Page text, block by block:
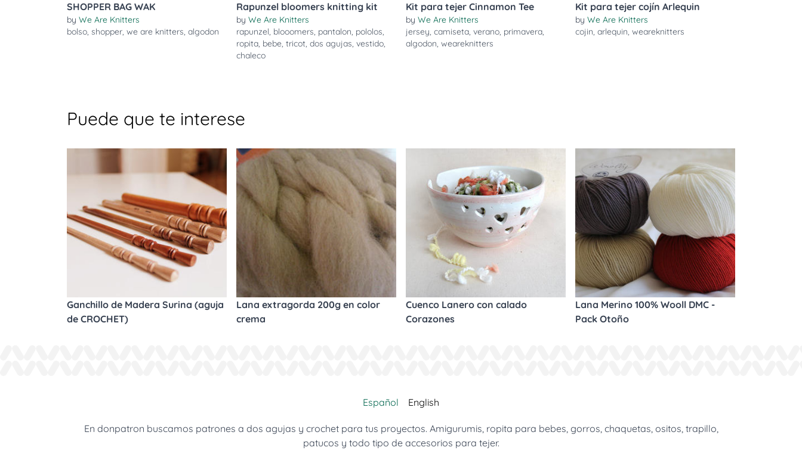
SHOPPER BAG WAK
by We Are Knitters
bolso, shopper, we are knitters, algodon
Rapunzel bloomers knitting kit
by We Are Knitters
rapunzel, blooomers, pantalon, pololos,
ropita, bebe, tricot, dos agujas, vestido,
chaleco
Kit para tejer Cinnamon Tee
by We Are Knitters
jersey, camiseta, verano, primavera,
algodon, weareknitters
Kit para tejer cojín Arlequin
by We Are Knitters
cojin, arlequin, weareknitters
Puede que te interese
Ganchillo de Madera Surina (aguja
de CROCHET)
Lana extragorda 200g en color
crema
Cuenco Lanero con calado
Corazones
Lana Merino 100% Wooll DMC -
Pack Otoño
Español English
En donpatron buscamos patrones a dos agujas y crochet para tus proyectos. Amigurumis, ropita para bebes, gorros, chaquetas, ositos, trapillo,
patucos y todo tipo de accesorios para tejer.